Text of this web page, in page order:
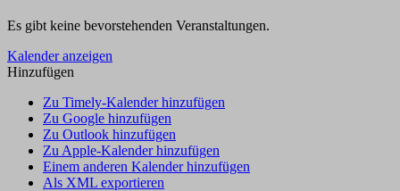
Es gibt keine bevorstehenden Veranstaltungen.
Kalender anzeigen
Hinzufügen
Zu Timely-Kalender hinzufügen
Zu Google hinzufügen
Zu Outlook hinzufügen
Zu Apple-Kalender hinzufügen
Einem anderen Kalender hinzufügen
Als XML exportieren